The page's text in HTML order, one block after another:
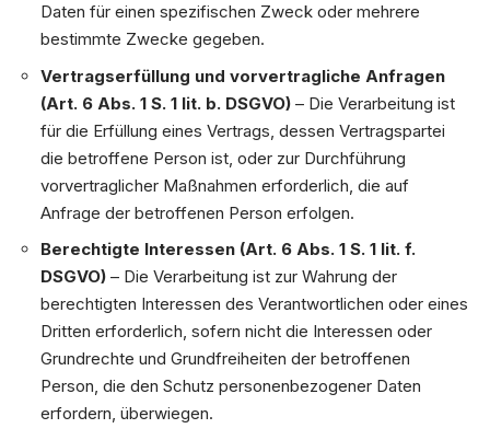
Daten für einen spezifischen Zweck oder mehrere
bestimmte Zwecke gegeben.
Vertragserfüllung und vorvertragliche Anfragen
(Art. 6 Abs. 1 S. 1 lit. b. DSGVO) – Die Verarbeitung ist
für die Erfüllung eines Vertrags, dessen Vertragspartei
die betroffene Person ist, oder zur Durchführung
vorvertraglicher Maßnahmen erforderlich, die auf
Anfrage der betroffenen Person erfolgen.
Berechtigte Interessen (Art. 6 Abs. 1 S. 1 lit. f.
DSGVO) – Die Verarbeitung ist zur Wahrung der
berechtigten Interessen des Verantwortlichen oder eines
Dritten erforderlich, sofern nicht die Interessen oder
Grundrechte und Grundfreiheiten der betroffenen
Person, die den Schutz personenbezogener Daten
erfordern, überwiegen.